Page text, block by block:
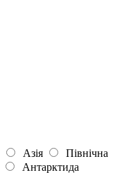
Азія
Північна
Антарктида